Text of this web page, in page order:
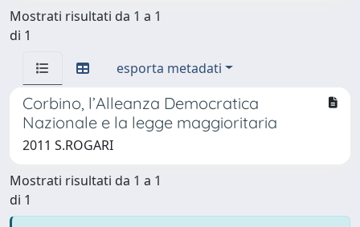
Mostrati risultati da 1 a 1
di 1
esporta metadati
Corbino, l’Alleanza Democratica
Nazionale e la legge maggioritaria
2011 S.ROGARI
Mostrati risultati da 1 a 1
di 1